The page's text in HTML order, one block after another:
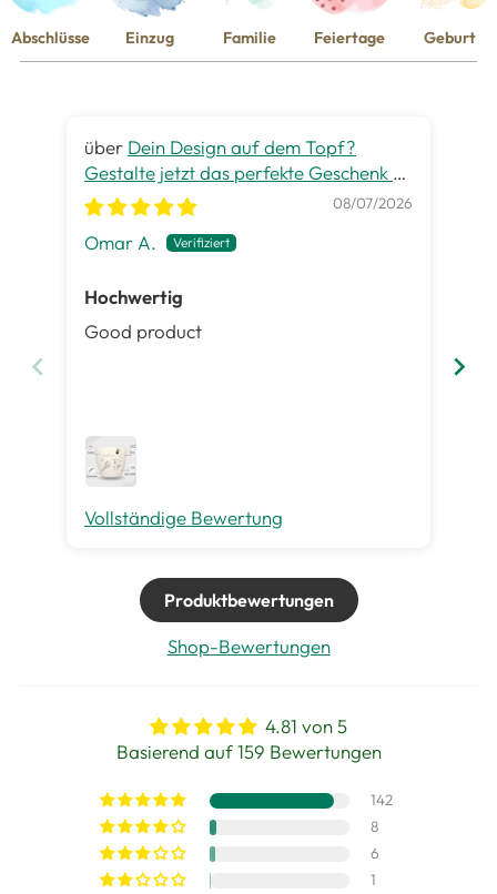
Abschlüsse Einzug Familie Feiertage Geburt
Dein Design auf dem Topf?
Gestalte jetzt das perfekte Geschenk zu
jedem Anlass
08/07/2026
Omar A.
Hochwertig
Good product
Vollständige Bewertung
Produktbewertungen
Shop-Bewertungen
4.81 von 5
Basierend auf 159 Bewertungen
142
8
6
1